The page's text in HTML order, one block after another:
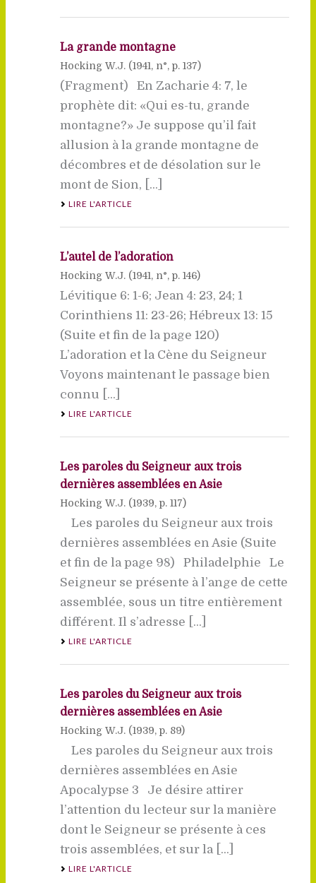
La grande montagne
Hocking W.J. (1941, n°, p. 137)
(Fragment) En Zacharie 4: 7, le
prophète dit: «Qui es-tu, grande
montagne?» Je suppose qu’il fait
allusion à la grande montagne de
décombres et de désolation sur le
mont de Sion, [...]
LIRE L'ARTICLE
L’autel de l’adoration
Hocking W.J. (1941, n°, p. 146)
Lévitique 6: 1-6; Jean 4: 23, 24; 1
Corinthiens 11: 23-26; Hébreux 13: 15
(Suite et fin de la page 120)
L’adoration et la Cène du Seigneur
Voyons maintenant le passage bien
connu [...]
LIRE L'ARTICLE
Les paroles du Seigneur aux trois
dernières assemblées en Asie
Hocking W.J. (1939, p. 117)
Les paroles du Seigneur aux trois
dernières assemblées en Asie (Suite
et fin de la page 98) Philadelphie Le
Seigneur se présente à l’ange de cette
assemblée, sous un titre entièrement
différent. Il s’adresse [...]
LIRE L'ARTICLE
Les paroles du Seigneur aux trois
dernières assemblées en Asie
Hocking W.J. (1939, p. 89)
Les paroles du Seigneur aux trois
dernières assemblées en Asie
Apocalypse 3 Je désire attirer
l’attention du lecteur sur la manière
dont le Seigneur se présente à ces
trois assemblées, et sur la [...]
LIRE L'ARTICLE